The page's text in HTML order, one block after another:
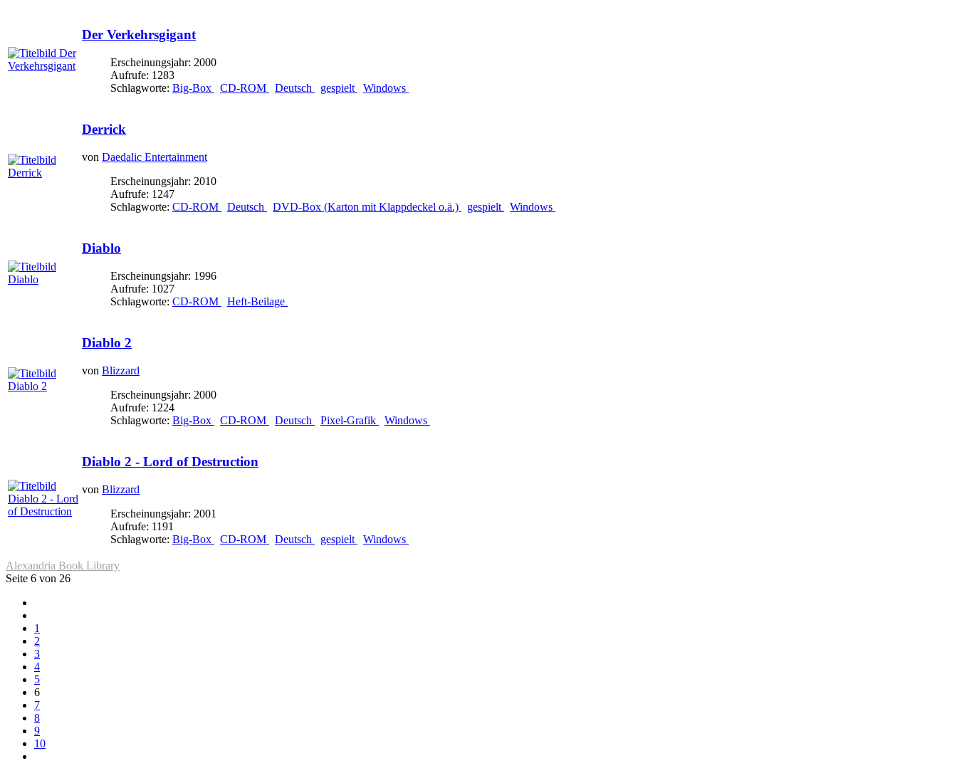
Der Verkehrsgigant
Erscheinungsjahr: 2000
Aufrufe: 1283
Schlagworte: Big-Box CD-ROM Deutsch gespielt Windows
Derrick
von Daedalic Entertainment
Erscheinungsjahr: 2010
Aufrufe: 1247
Schlagworte: CD-ROM Deutsch DVD-Box (Karton mit Klappdeckel o.ä.) gespielt Windows
Diablo
Erscheinungsjahr: 1996
Aufrufe: 1027
Schlagworte: CD-ROM Heft-Beilage
Diablo 2
von Blizzard
Erscheinungsjahr: 2000
Aufrufe: 1224
Schlagworte: Big-Box CD-ROM Deutsch Pixel-Grafik Windows
Diablo 2 - Lord of Destruction
von Blizzard
Erscheinungsjahr: 2001
Aufrufe: 1191
Schlagworte: Big-Box CD-ROM Deutsch gespielt Windows
Alexandria Book Library
Seite 6 von 26
1
2
3
4
5
6
7
8
9
10